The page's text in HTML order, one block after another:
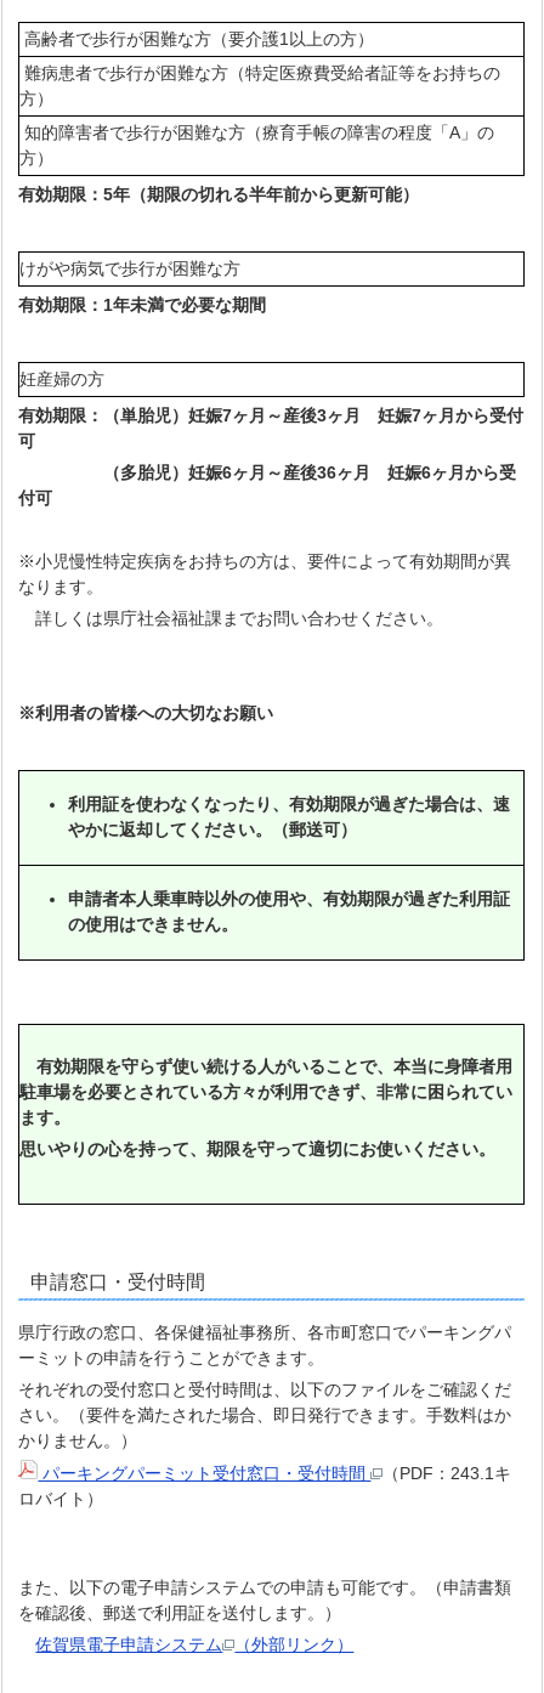
高齢者で歩行が困難な方（要介護1以上の方）
難病患者で歩行が困難な方（特定医療費受給者証等をお持ちの
方）
知的障害者で歩行が困難な方（療育手帳の障害の程度「A」の
方）
有効期限：5年（期限の切れる半年前から更新可能）
けがや病気で歩行が困難な方
有効期限：1年未満で必要な期間
妊産婦の方
有効期限：（単胎児）妊娠7ヶ月～産後3ヶ月 妊娠7ヶ月から受付
可
（多胎児）妊娠6ヶ月～産後36ヶ月 妊娠6ヶ月から受
付可
※小児慢性特定疾病をお持ちの方は、要件によって有効期間が異
なります。
詳しくは県庁社会福祉課までお問い合わせください。
※利用者の皆様への大切なお願い
利用証を使わなくなったり、有効期限が過ぎた場合は、速
やかに返却してください。（郵送可）
申請者本人乗車時以外の使用や、有効期限が過ぎた利用証
の使用はできません。
有効期限を守らず使い続ける人がいることで、本当に身障者用
駐車場を必要とされている方々が利用できず、非常に困られてい
ます。
思いやりの心を持って、期限を守って適切にお使いください。
申請窓口・受付時間
県庁行政の窓口、各保健福祉事務所、各市町窓口でパーキングパ
ーミットの申請を行うことができます。
それぞれの受付窓口と受付時間は、以下のファイルをご確認くだ
さい。（要件を満たされた場合、即日発行できます。手数料はか
かりません。）
パーキングパーミット受付窓口・受付時間
（PDF：243.1キ
ロバイト）
また、以下の電子申請システムでの申請も可能です。（申請書類
を確認後、郵送で利用証を送付します。）
佐賀県電子申請システム
（外部リンク）